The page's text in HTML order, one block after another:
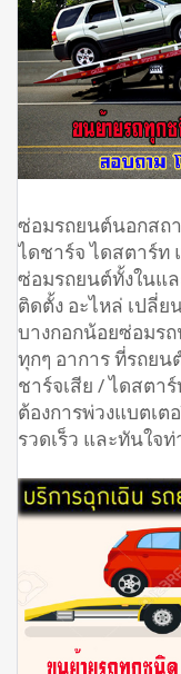
ซ่อมรถยนต์นอกสถ
ไดชาร์จ ไดสตาร์ท
ซ่อมรถยนต์ทั้งในแ
ติดตั้ง อะไหล่ เปลี่ย
บางกอกน้อยซ่อมร
ทุกๆ อาการ ที่รถย
ชาร์จเสีย / ไดสตา
ต้องการพ่วงแบตเ
รวดเร็ว และทันใจ